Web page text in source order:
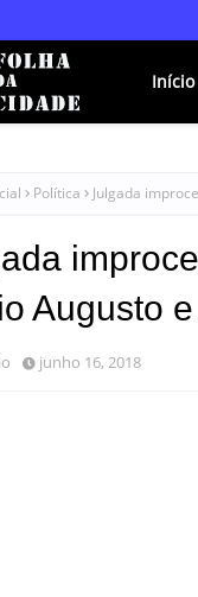
Início
Política Julgada
Augusto
junho 16, 2018